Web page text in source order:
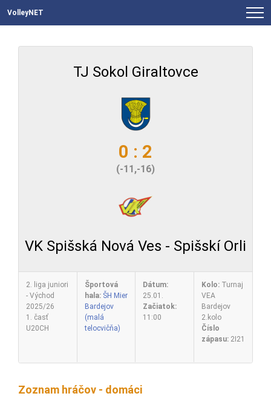
VolleyNET
TJ Sokol Giraltovce
0 : 2
(-11,-16)
VK Spišská Nová Ves - Spišskí Orli
2. liga juniori
- Východ
2025/26
1. časť
U20CH
Športová
hala: ŠH Mier
Bardejov
(malá
telocvičňa)
Dátum:
25.01.
Začiatok:
11:00
Kolo:Turnaj
VEA
Bardejov
2.kolo
Číslo
zápasu:2I21
Zoznam hráčov - domáci